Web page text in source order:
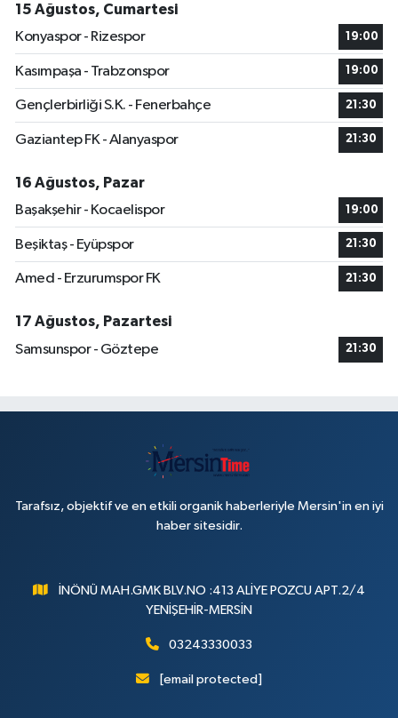
15 Ağustos, Cumartesi
Konyaspor - Rizespor
19:00
Kasımpaşa - Trabzonspor 19:00
Gençlerbirliği S.K. - Fenerbahçe 21:30
Gaziantep FK - Alanyaspor 21:30
16 Ağustos, Pazar
Başakşehir - Kocaelispor
19:00
Beşiktaş - Eyüpspor 21:30
Amed - Erzurumspor FK 21:30
17 Ağustos, Pazartesi
Samsunspor - Göztepe
21:30
Tarafsız, objektif ve en etkili organik haberleriyle Mersin'in en iyi
haber sitesidir.
İNÖNÜ MAH.GMK BLV.NO :413 ALİYE POZCU APT.2/4
YENİŞEHİR-MERSİN
03243330033
[email protected]